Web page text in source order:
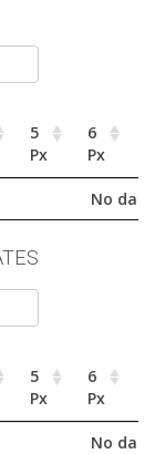
5
Px
6
Px
No
5
Px
6
Px
No